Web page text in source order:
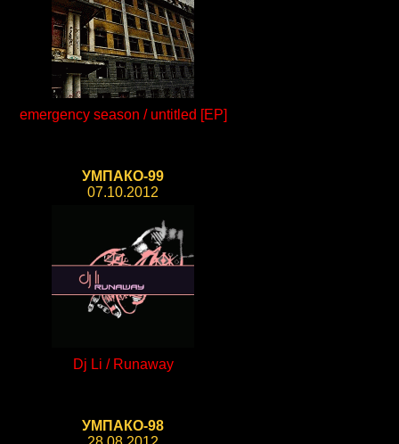
emergency season / untitled [EP]
УМПАКО-99
07.10.2012
Dj Li / Runaway
УМПАКО-98